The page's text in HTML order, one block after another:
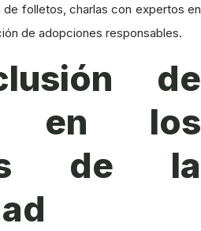
de folletos, charlas con expertos en
de adopciones responsables.
de
en los
de la